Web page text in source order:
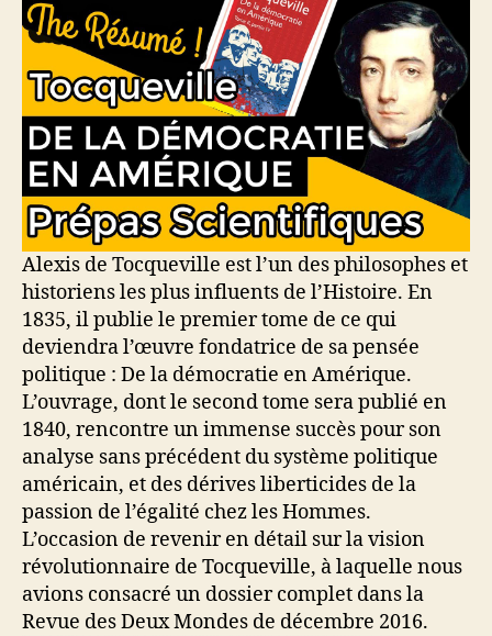
Alexis de Tocqueville est l’un des philosophes et
historiens les plus influents de l’Histoire. En
1835, il publie le premier tome de ce qui
deviendra l’œuvre fondatrice de sa pensée
politique : De la démocratie en Amérique.
L’ouvrage, dont le second tome sera publié en
1840, rencontre un immense succès pour son
analyse sans précédent du système politique
américain, et des dérives liberticides de la
passion de l’égalité chez les Hommes.
L’occasion de revenir en détail sur la vision
révolutionnaire de Tocqueville, à laquelle nous
avions consacré un dossier complet dans la
Revue des Deux Mondes de décembre 2016.